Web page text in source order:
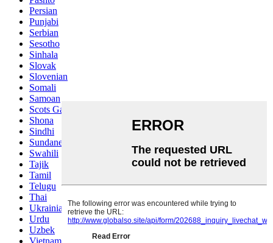
Persian
Punjabi
Serbian
Sesotho
Sinhala
Slovak
Slovenian
Somali
Samoan
Scots Gaelic
Shona
Sindhi
Sundanese
Swahili
Tajik
Tamil
Telugu
Thai
Ukrainian
Urdu
Uzbek
Vietnamese